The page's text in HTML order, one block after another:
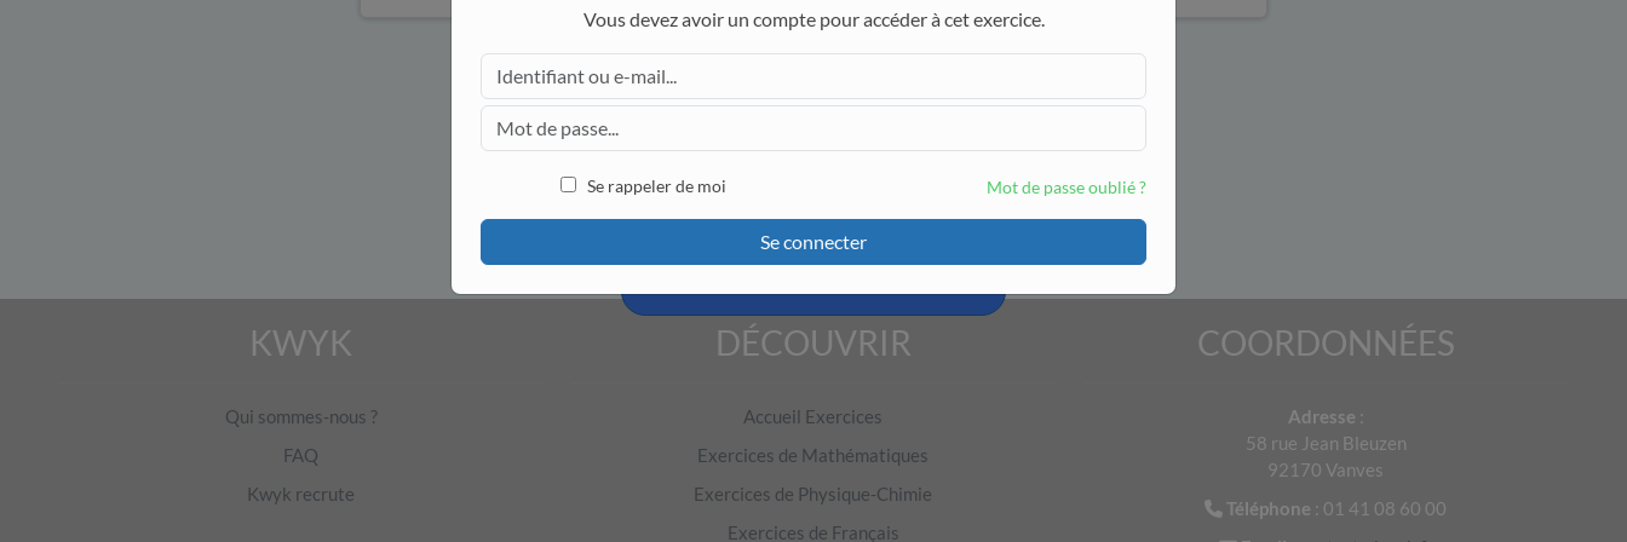
Vous devez avoir un compte pour accéder à cet exercice.
Se rappeler de moi Mot de passe oublié ?
Se connecter
Pour accéder à cet exercice, il faut être connecté.
Créer un compte et tester
KWYK
Qui sommes-nous ?
FAQ
Kwyk recrute
DÉCOUVRIR
Accueil Exercices
Exercices de Mathématiques
Exercices de Physique-Chimie
Exercices de Français
COORDONNÉES
Adresse :
58 rue Jean Bleuzen
92170 Vanves
Téléphone : 01 41 08 60 00